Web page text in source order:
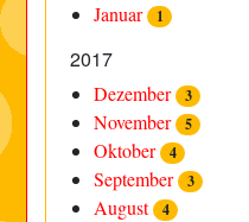
Januar 1
2017
Dezember 3
November 5
Oktober 4
September 3
August 4